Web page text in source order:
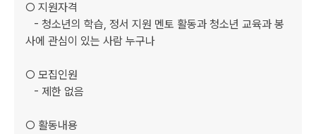
○ 지원자격
사에 관심이 있는 사람 누구나
○ 모집인원
○ 활동내용